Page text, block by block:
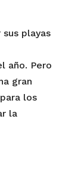
sus playas
año. Pero
gran
los
la